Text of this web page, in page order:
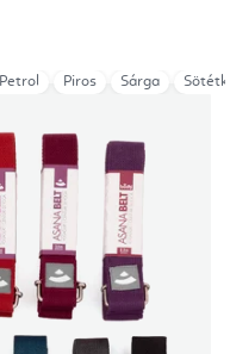
Petrol Piros Sárga